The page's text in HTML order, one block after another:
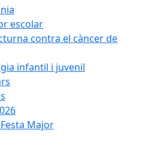
escolar
contra el càncer de
infantil i juvenil
Major